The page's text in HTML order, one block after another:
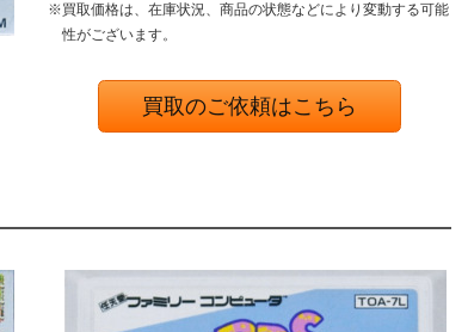
※買取価格は、在庫状況、商品の状態などにより変動する可能
性がございます。
買取のご依頼はこちら